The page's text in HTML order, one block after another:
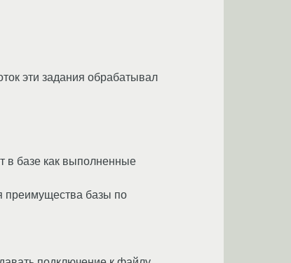
эти задания обрабатывал
в базе как выполненные
преимущества базы по